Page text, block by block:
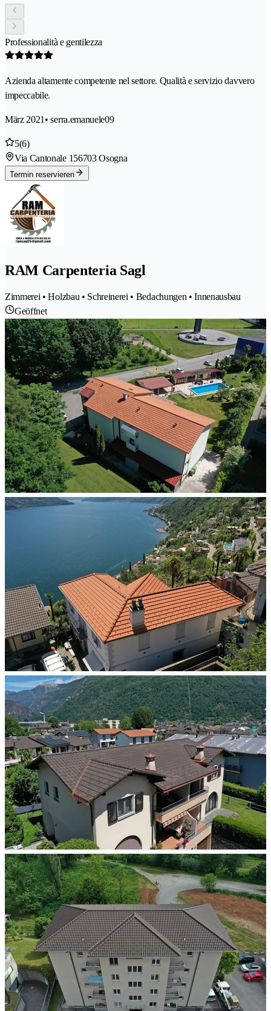
Professionalità e gentilezza
Azienda altamente competente nel settore. Qualità e servizio davvero
impeccabile.
März 2021 • serra.emanuele09
5(6)
Via Cantonale 156703 Osogna
Termin reservieren
RAM Carpenteria Sagl
Zimmerei • Holzbau • Schreinerei • Bedachungen • Innenausbau
Geöffnet